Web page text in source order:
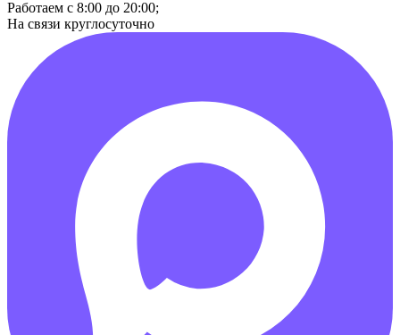
Работаем с 8:00 до 20:00;
На связи круглосуточно